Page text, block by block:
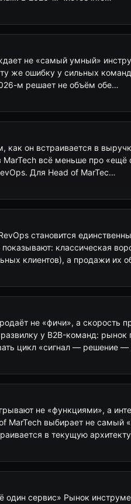
не «самый умный»
же ошибку у сильных
м решает не объём обе…
как он встраивается в
MarTech всё меньше про «ещё
Для Head of MarTec…
становится
классическая
клиентов), а продажи их
не «фичи», а скорость
у B2B-команд: рынок
цикл «сигнал — решение
не «функциями», а
MarTech выбирает не самый
в текущую
сервис» Рынок